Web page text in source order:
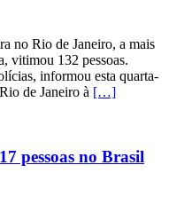
no Rio de Janeiro, a mais
vitimou 132 pessoas.
informou esta quarta-
de Janeiro à […]
pessoas no Brasil